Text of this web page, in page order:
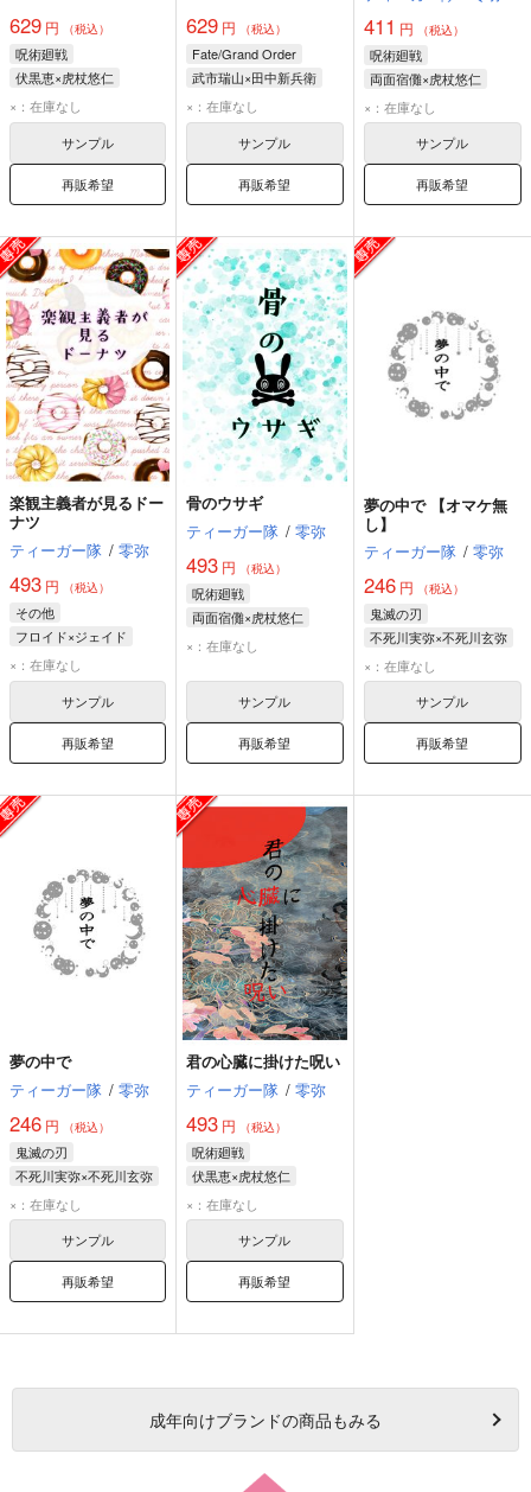
629 円 （税込）
呪術廻戦
伏黒恵×虎杖悠仁
伏黒恵
虎杖悠仁
×：在庫なし
サンプル
再販希望
629 円 （税込）
Fate/Grand Order
武市瑞山×田中新兵衛
武市瑞山
×：在庫なし
サンプル
再販希望
411 円 （税込）
呪術廻戦
両面宿儺×虎杖悠仁
両面宿儺
×：在庫なし
サンプル
再販希望
楽観主義者が見るドー
ナツ
ティーガー隊 / 零弥
493 円 （税込）
その他
フロイド×ジェイド
フロイド・リーチ
ジェイド・リーチ
×：在庫なし
サンプル
再販希望
骨のウサギ
ティーガー隊 / 零弥
493 円 （税込）
呪術廻戦
両面宿儺×虎杖悠仁
両面宿儺
×：在庫なし
サンプル
再販希望
夢の中で 【オマケ無
し】
ティーガー隊 / 零弥
246円 （税込）
鬼滅の刃
不死川実弥×不死川玄弥
不死川実弥
不死川玄弥
×：在庫なし
サンプル
再販希望
夢の中で
ティーガー隊 / 零弥
246 円 （税込）
鬼滅の刃
不死川実弥×不死川玄弥
不死川実弥
不死川玄弥
×：在庫なし
サンプル
再販希望
君の心臓に掛けた呪い
ティーガー隊 / 零弥
493 円 （税込）
呪術廻戦
伏黒恵×虎杖悠仁
伏黒恵
虎杖悠仁
×：在庫なし
サンプル
再販希望
成年向けブランドの商品もみる